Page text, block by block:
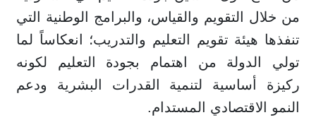
من خلال التقويم والقياس، والبرامج الوطنية التي
تنفذها هيئة تقويم التعليم والتدريب؛ انعكاساً لما
تولي الدولة من اهتمام بجودة التعليم لكونه
ركيزة أساسية لتنمية القدرات البشرية ودعم
النمو الاقتصادي المستدام.